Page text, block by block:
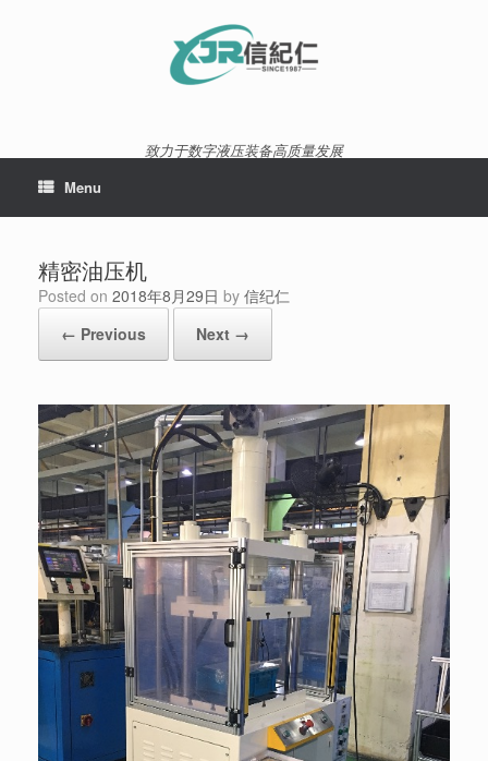
致力于数字液压装备高质量发展
Menu
精密油压机
Posted on 2018年8月29日 by 信纪仁
← Previous
Next →